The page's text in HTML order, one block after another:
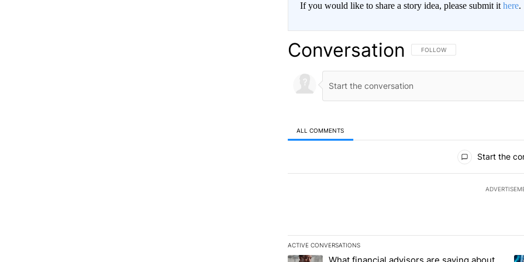
If you would like to share a story idea, please submit it here.
Conversation FOLLOW THIS CONVERSATION TO
FOLLOW
ALL COMMENTS
Start the
ACTIVE CONVERSATIONS
The following is a list of the most commented articles in the
A trending article titled "What financial advisors are saying
What financial advisors are saying about A